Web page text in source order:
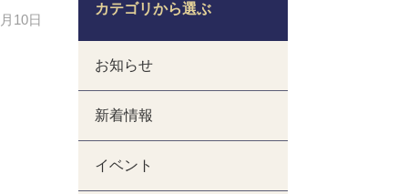
10日
カテゴリから選ぶ
お知らせ
新着情報
イベント